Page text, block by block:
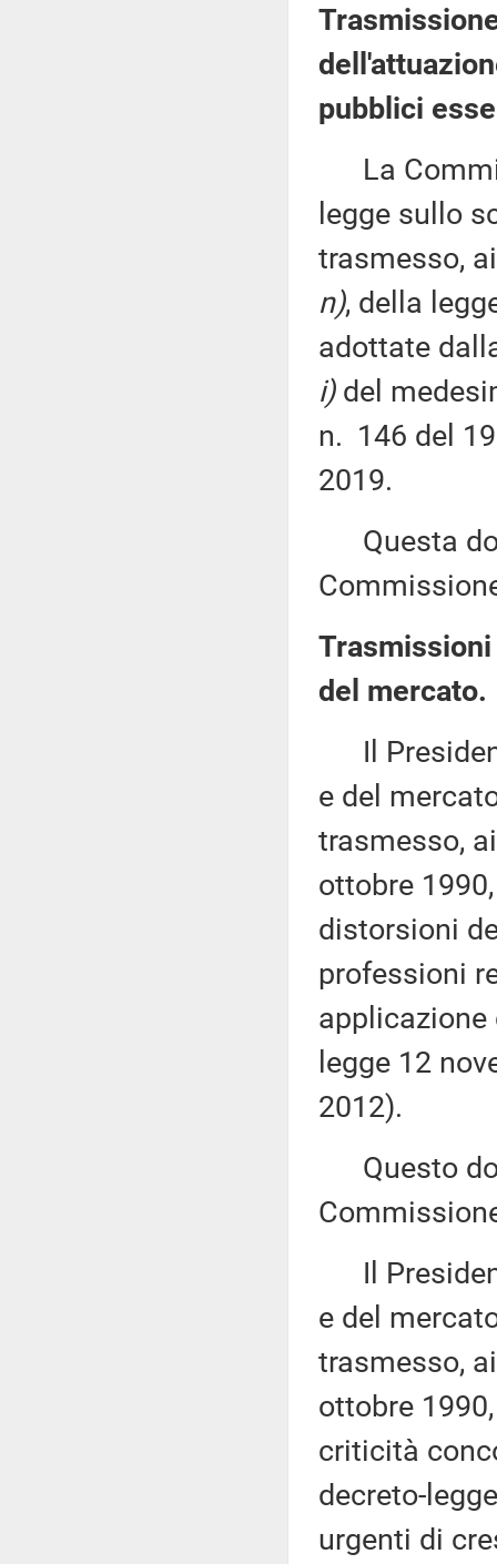
pubblici
La
legge sullo
trasmesso,
n), della
adottate
i)del
n. 146 del
2019.
Questa
del mercato.
Il
e del
trasmesso,
ottobre
distorsioni
professioni
legge 12
2012).
Questo
Il
e del
trasmesso,
ottobre
criticità
decreto-
urgenti di